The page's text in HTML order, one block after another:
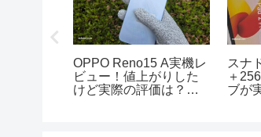
OPPO Reno15 A実機レ
ビュー！値上がりした
けど実際の評価は？徹
スナ
＋
ブが